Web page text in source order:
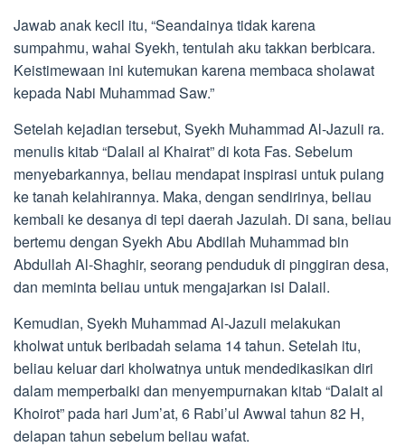
Jawab anak kecil itu, “Seandainya tidak karena
sumpahmu, wahai Syekh, tentulah aku takkan berbicara.
Keistimewaan ini kutemukan karena membaca sholawat
kepada Nabi Muhammad Saw.”
Setelah kejadian tersebut, Syekh Muhammad Al-Jazuli ra.
menulis kitab “Dalail al Khairat” di kota Fas. Sebelum
menyebarkannya, beliau mendapat inspirasi untuk pulang
ke tanah kelahirannya. Maka, dengan sendirinya, beliau
kembali ke desanya di tepi daerah Jazulah. Di sana, beliau
bertemu dengan Syekh Abu Abdilah Muhammad bin
Abdullah Al-Shaghir, seorang penduduk di pinggiran desa,
dan meminta beliau untuk mengajarkan isi Dalail.
Kemudian, Syekh Muhammad Al-Jazuli melakukan
kholwat untuk beribadah selama 14 tahun. Setelah itu,
beliau keluar dari kholwatnya untuk mendedikasikan diri
dalam memperbaiki dan menyempurnakan kitab “Dalait al
Khoirot” pada hari Jum’at, 6 Rabi’ul Awwal tahun 82 H,
delapan tahun sebelum beliau wafat.